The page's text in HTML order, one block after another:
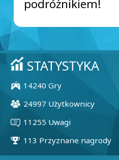
podróżnikiem!